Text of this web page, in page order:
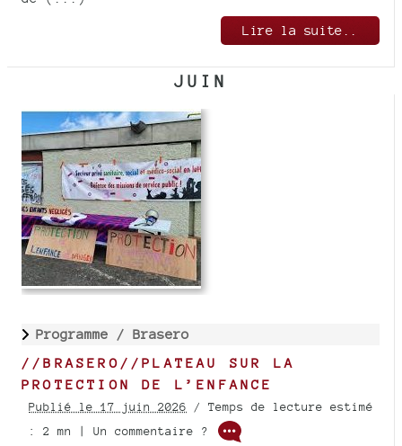
Lire la suite..
JUIN
Programme / Brasero
//BRASERO//PLATEAU SUR LA
PROTECTION DE L’ENFANCE
Publié le 17 juin 2026 / Temps de lecture estimé
: 2 mn | Un commentaire ?